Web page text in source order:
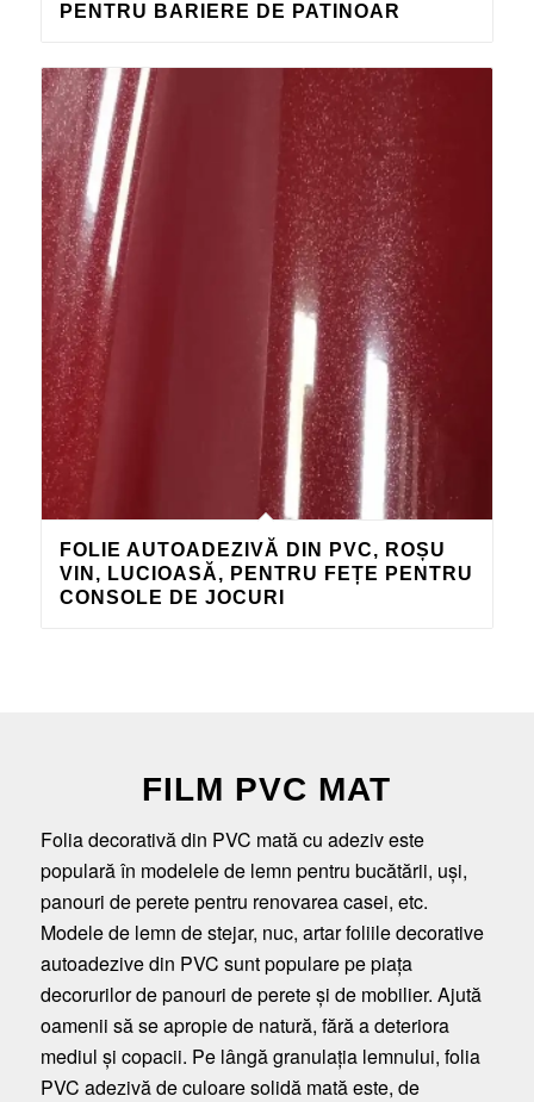
PENTRU BARIERE DE PATINOAR
FOLIE AUTOADEZIVĂ DIN PVC, ROȘU
VIN, LUCIOASĂ, PENTRU FEȚE PENTRU
CONSOLE DE JOCURI
FILM PVC MAT
Folia decorativă din PVC mată cu adeziv este
populară în modelele de lemn pentru bucătării, uși,
panouri de perete pentru renovarea casei, etc.
Modele de lemn de stejar, nuc, artar foliile decorative
autoadezive din PVC sunt populare pe piața
decorurilor de panouri de perete și de mobilier. Ajută
oamenii să se apropie de natură, fără a deteriora
mediul și copacii. Pe lângă granulația lemnului, folia
PVC adezivă de culoare solidă mată este, de